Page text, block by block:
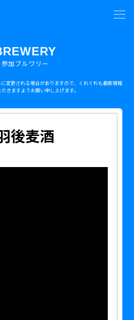
参加ブルワリー
変更される場合がありますので、くれぐれも最新情報
きますようお願い申し上げます。
後麦酒